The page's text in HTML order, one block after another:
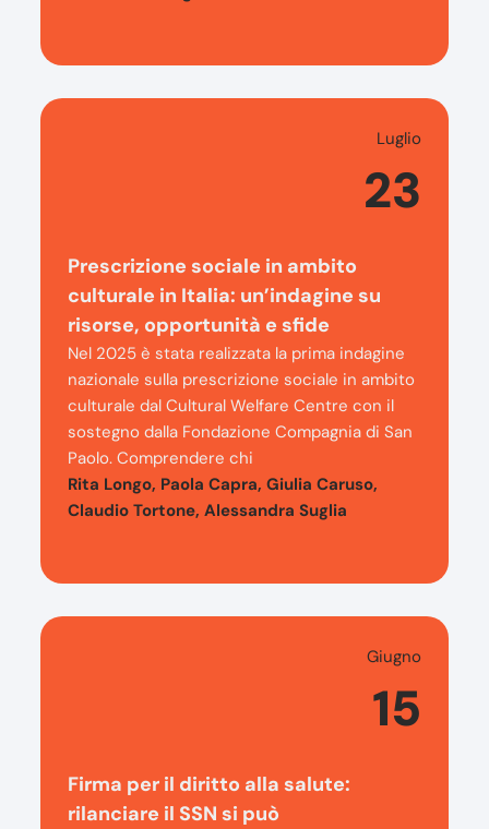
Luglio
23
Prescrizione sociale in ambito
culturale in Italia: un’indagine su
risorse, opportunità e sfide
Nel 2025 è stata realizzata la prima indagine
nazionale sulla prescrizione sociale in ambito
culturale dal Cultural Welfare Centre con il
sostegno dalla Fondazione Compagnia di San
Paolo. Comprendere chi
Rita Longo, Paola Capra, Giulia Caruso,
Claudio Tortone, Alessandra Suglia
Giugno
15
Firma per il diritto alla salute:
rilanciare il SSN si può